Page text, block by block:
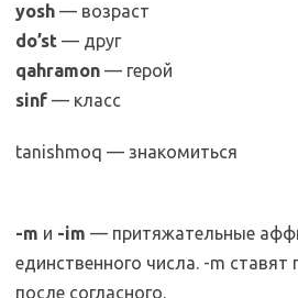
yosh — возраст
do’st — друг
qahramon — герой
sinf — класс
tanishmoq — знакомиться
-m и -im — притяжательные
единственного числа. -m
после согласного.